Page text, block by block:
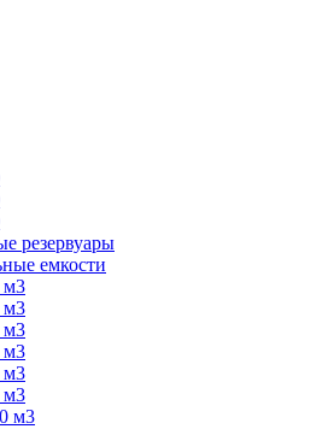
резервуары
емкости
м3
м3
м3
м3
м3
м3
м3